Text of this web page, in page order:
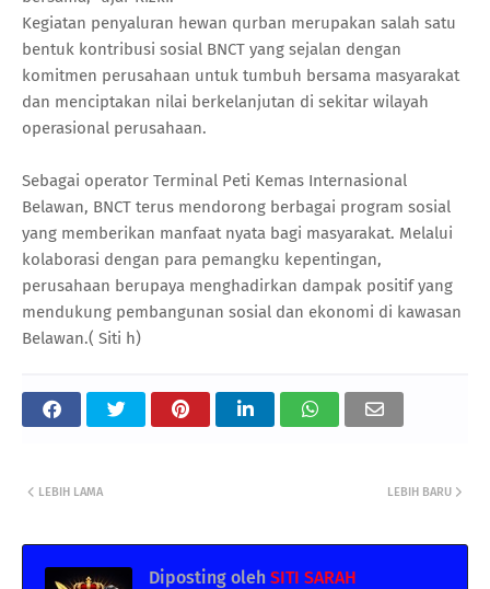
Kegiatan penyaluran hewan qurban merupakan salah satu
bentuk kontribusi sosial BNCT yang sejalan dengan
komitmen perusahaan untuk tumbuh bersama masyarakat
dan menciptakan nilai berkelanjutan di sekitar wilayah
operasional perusahaan.
Sebagai operator Terminal Peti Kemas Internasional
Belawan, BNCT terus mendorong berbagai program sosial
yang memberikan manfaat nyata bagi masyarakat. Melalui
kolaborasi dengan para pemangku kepentingan,
perusahaan berupaya menghadirkan dampak positif yang
mendukung pembangunan sosial dan ekonomi di kawasan
Belawan.( Siti h)
LEBIH BARU
LEBIH LAMA
Diposting oleh SITI SARAH